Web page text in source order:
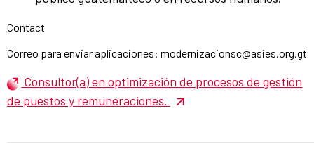
Contact
Correo para enviar aplicaciones: modernizacionsc@asies.org.gt
Consultor(a) en optimización de procesos de gestión
de puestos y remuneraciones.